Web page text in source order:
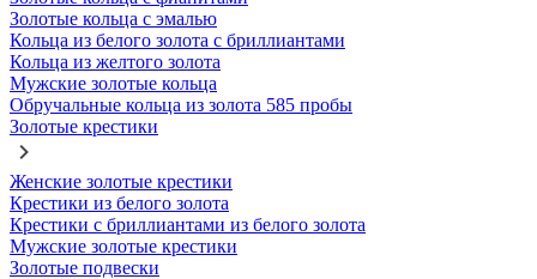
Золотые кольца с эмалью
Кольца из белого золота с бриллиантами
Кольца из желтого золота
Мужские золотые кольца
Обручальные кольца из золота 585 пробы
Золотые крестики
Женские золотые крестики
Крестики из белого золота
Крестики с бриллиантами из белого золота
Мужские золотые крестики
Золотые подвески